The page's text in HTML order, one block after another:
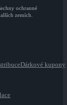
ochranné
zemích.
Dárkové kupony